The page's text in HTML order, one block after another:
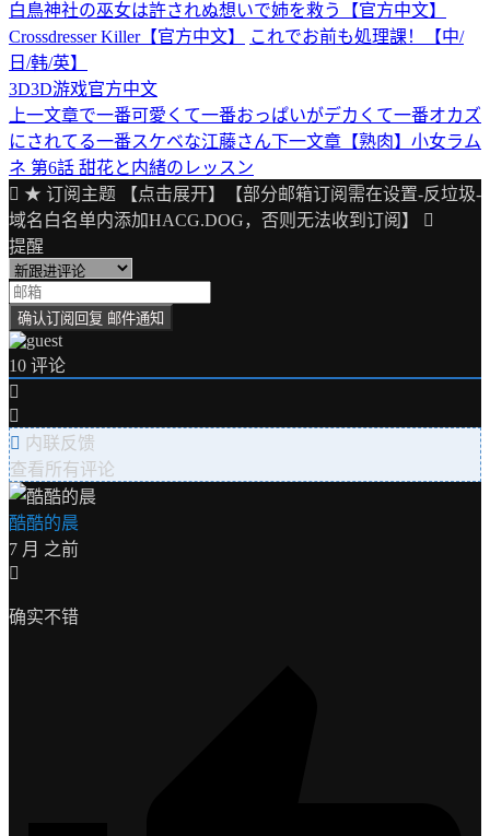
白鳥神社の巫女は許されぬ想いで姉を救う【官方中文】
Crossdresser Killer【官方中文】
これでお前も処理課！【中/
日/韩/英】
3D3D游戏官方中文
文
章
导
航
上一文章で一番可愛くて一番おっぱいがデカくて一番オカズ
にされてる一番スケベな江藤さん下一文章 【熟肉】小女ラム
ネ 第6話 甜花と内緒のレッスン
★ 订阅主题 【点击展开】【部分邮箱订阅需在设置-反垃圾-
域名白名单内添加HACG.DOG，否则无法收到订阅】
提醒
10 评论
内联反馈
查看所有评论
酷酷的晨
7 月 之前
确实不错